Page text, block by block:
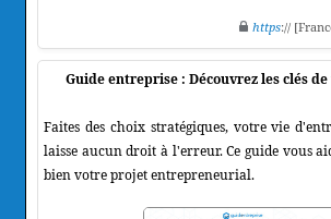
https://
Guide entreprise : Découvrez les clés
Faites des choix stratégiques, votre vie
laisse aucun droit à l'erreur. Ce guide vous
bien votre projet entrepreneurial.